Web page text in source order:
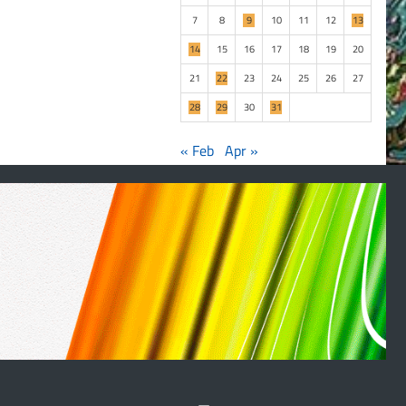
7
8 9 10 11 12
13
14
15 16 17 18 19
20
21
22 23 24 25 26
27
28
29 30 31
« Feb Apr »